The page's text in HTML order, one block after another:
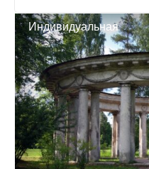
Индивидуальная